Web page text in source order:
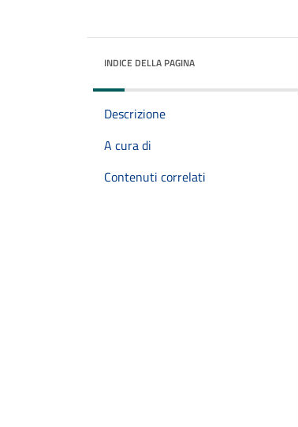
INDICE DELLA PAGINA
Descrizione
A cura di
Contenuti correlati